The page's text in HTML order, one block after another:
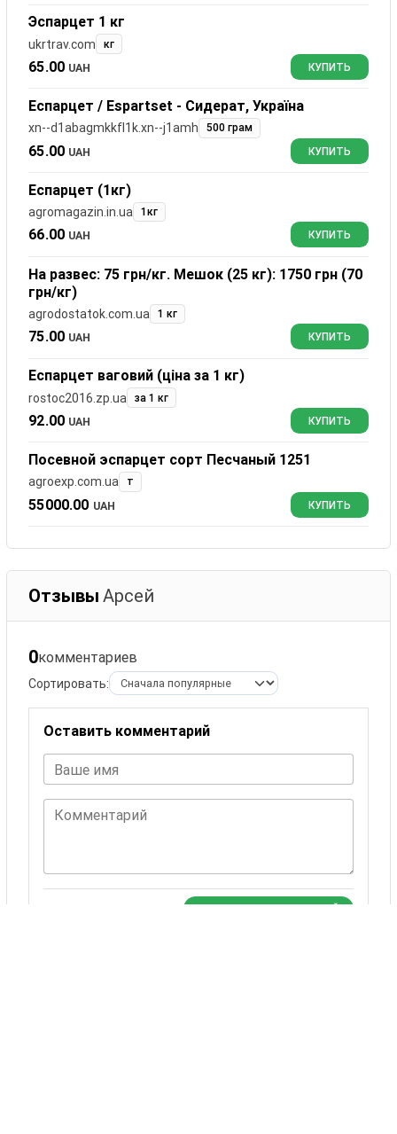
Эспарцет 1 кг
ukrtrav.com кг
65.00 UAH КУПИТЬ
Еспарцет / Espartset - Сидерат, Україна
xn--d1abagmkkfl1k.xn--j1amh 500 грам
65.00 UAH КУПИТЬ
Еспарцет (1кг)
agromagazin.in.ua 1кг
66.00 UAH КУПИТЬ
На развес: 75 грн/кг. Мешок (25 кг): 1750 грн (70
грн/кг)
agrodostatok.com.ua 1 кг
75.00 UAH КУПИТЬ
Еспарцет ваговий (ціна за 1 кг)
rostoc2016.zp.ua за 1 кг
92.00 UAH КУПИТЬ
Посевной эспарцет сорт Песчаный 1251
agroexp.com.ua т
55000.00 UAH КУПИТЬ
Отзывы Арсей
0комментариев
Сортировать:
Оставить комментарий
Ваше имя
Комментарий